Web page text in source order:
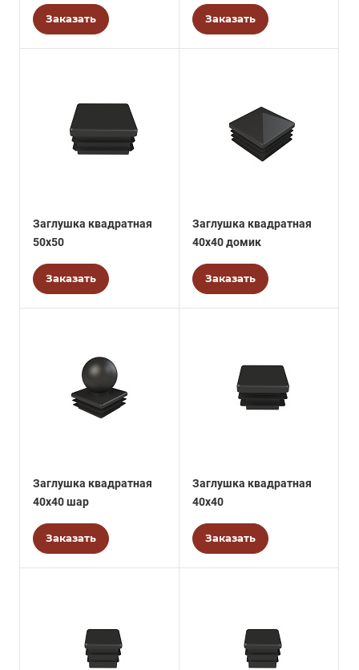
Заказать Заказать
Заглушка квадратная
50х50
Заказать
Заглушка квадратная
40х40 домик
Заказать
Заглушка квадратная
40х40 шар
Заказать
Заглушка квадратная
40х40
Заказать